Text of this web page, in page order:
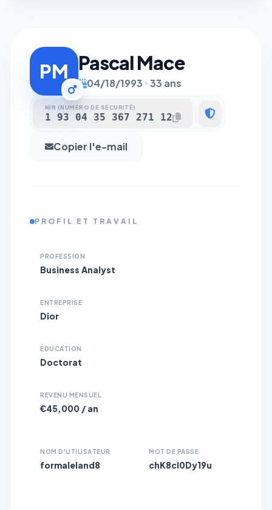
PM Pascal Mace
04/18/1993 33 ans
NIR (NUMÉRO DE SÉCURITÉ)
1 93 04 35 367 271 12
Copier l'e-mail
PROFIL ET TRAVAIL
PROFESSION
Business Analyst
ENTREPRISE
Dior
ÉDUCATION
Doctorat
REVENU MENSUEL
€45,000 / an
NOM D'UTILISATEUR
formaleland8
MOT DE PASSE
chK8cl0Dy19u